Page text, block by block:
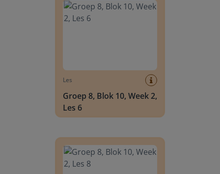
Les
Groep 8, Blok 10, Week 2,
Les 6